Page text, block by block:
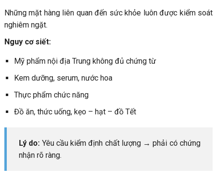
Những mặt hàng liên quan đến sức khỏe luôn được kiểm soát
nghiêm ngặt.
Nguy cơ siết:
Mỹ phẩm nội địa Trung không đủ chứng từ
Kem dưỡng, serum, nước hoa
Thực phẩm chức năng
Đồ ăn, thức uống, kẹo – hạt – đồ Tết
Lý do: Yêu cầu kiểm định chất lượng → phải có chứng
nhận rõ ràng.